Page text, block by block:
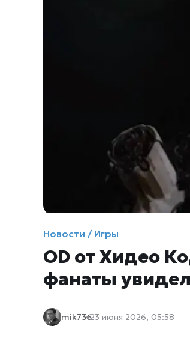
Новости / Игры
OD от Хидео
фанаты
mik73623 июня 2026, 05:58